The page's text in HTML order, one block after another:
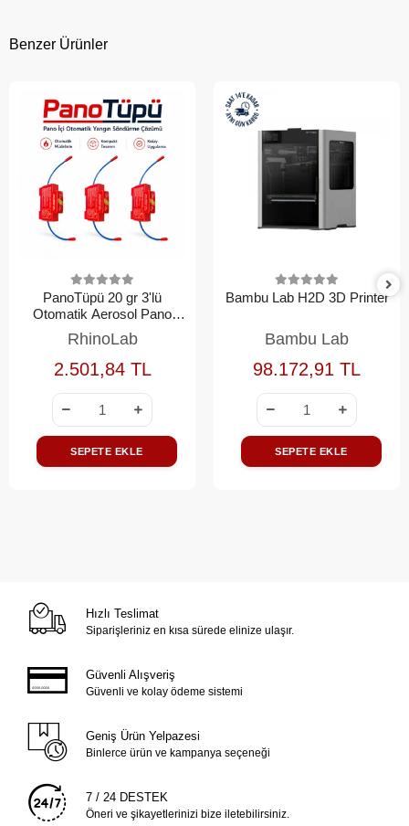
Benzer Ürünler
PanoTüpü 20 gr 3'lü
Otomatik Aerosol Pano
Yangın Söndürme Seti
RhinoLab
2.501,84 TL
SEPETE EKLE
Bambu Lab H2D 3D Printer
Bambu Lab
98.172,91 TL
SEPETE EKLE
Hızlı Teslimat
Siparişleriniz en kısa sürede elinize ulaşır.
Güvenli Alışveriş
Güvenli ve kolay ödeme sistemi
Geniş Ürün Yelpazesi
Binlerce ürün ve kampanya seçeneği
7 / 24 DESTEK
Öneri ve şikayetlerinizi bize iletebilirsiniz.